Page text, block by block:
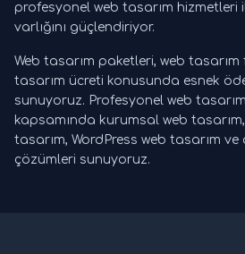
profesyonel web tasarım hizmetleri
varlığını güçlendiriyor.
Web tasarım paketleri, web
tasarım ücreti konusunda esnek
sunuyoruz. Profesyonel web
kapsamında kurumsal web
tasarım, WordPress web tasarım ve
çözümleri sunuyoruz.